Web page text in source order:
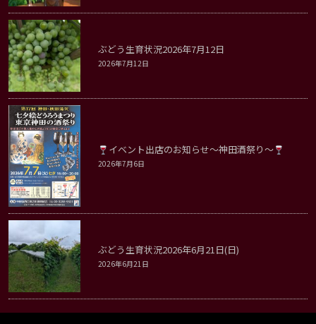
ぶどう生育状況2026年7月12日
2026年7月12日
イベント出店のお知らせ～神田酒祭り～
2026年7月6日
ぶどう生育状況2026年6月21日(日)
2026年6月21日